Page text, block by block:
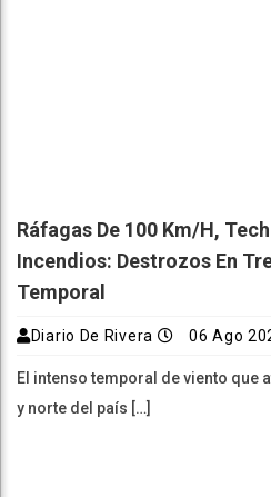
Ráfagas De 100 Km/h,
Incendios: Destrozos En
Temporal
Diario De Rivera 06 Ago
El intenso temporal de viento que
y norte del país […]